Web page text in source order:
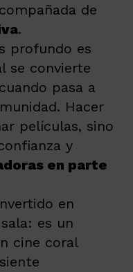
de
.
profundo es
se convierte
pasa a
Hacer
películas, sino
y
en parte
en
es un
cine coral